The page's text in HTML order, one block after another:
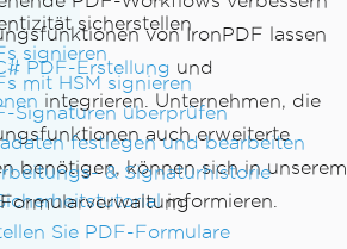
sicherstellen
signieren
mit HSM signieren
Signaturen überprüfen
festlegen und bearbeiten
& Signaturhistorie
Sie PDF-Formulare
von IronPDF lassen
PDF-Erstellung und
integrieren. Unternehmen, die
auch erweiterte
benötigen, können sich in unserem
informieren.